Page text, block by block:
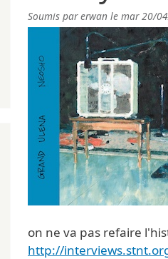
Soumis parerwan le mar 20/
on ne va pas refaire
http://